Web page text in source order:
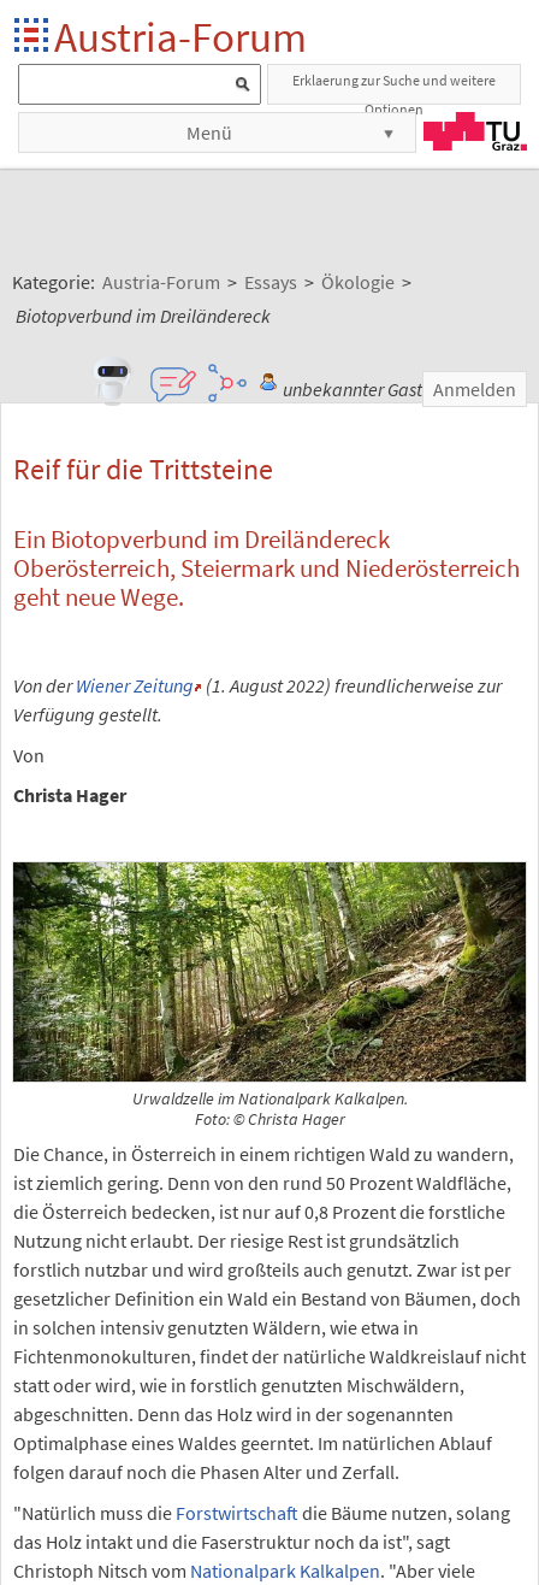
Austria-Forum
Erklaerung zur Suche und weitere
Optionen
Menü
Kategorie: Austria-Forum > Essays > Ökologie >
Biotopverbund im Dreiländereck
unbekannter Gast Anmelden
Reif für die Trittsteine
Ein Biotopverbund im Dreiländereck
Oberösterreich, Steiermark und Niederösterreich
geht neue Wege.
Von derWiener Zeitung (1. August 2022) freundlicherweise zur
Verfügung gestellt.
Von
Christa Hager
Urwaldzelle im Nationalpark Kalkalpen.
Foto: © Christa Hager
Die Chance, in Österreich in einem richtigen Wald zu wandern,
ist ziemlich gering. Denn von den rund 50 Prozent Waldfläche,
die Österreich bedecken, ist nur auf 0,8 Prozent die forstliche
Nutzung nicht erlaubt. Der riesige Rest ist grundsätzlich
forstlich nutzbar und wird großteils auch genutzt. Zwar ist per
gesetzlicher Definition ein Wald ein Bestand von Bäumen, doch
in solchen intensiv genutzten Wäldern, wie etwa in
Fichtenmonokulturen, findet der natürliche Waldkreislauf nicht
statt oder wird, wie in forstlich genutzten Mischwäldern,
abgeschnitten. Denn das Holz wird in der sogenannten
Optimalphase eines Waldes geerntet. Im natürlichen Ablauf
folgen darauf noch die Phasen Alter und Zerfall.
"Natürlich muss die Forstwirtschaft die Bäume nutzen, solang
das Holz intakt und die Faserstruktur noch da ist", sagt
Christoph Nitsch vom Nationalpark Kalkalpen. "Aber viele